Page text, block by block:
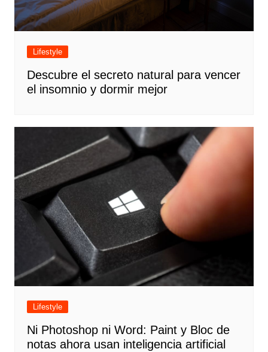
Lifestyle
Descubre el secreto natural para vencer
el insomnio y dormir mejor
Lifestyle
Ni Photoshop ni Word: Paint y Bloc de
notas ahora usan inteligencia artificial